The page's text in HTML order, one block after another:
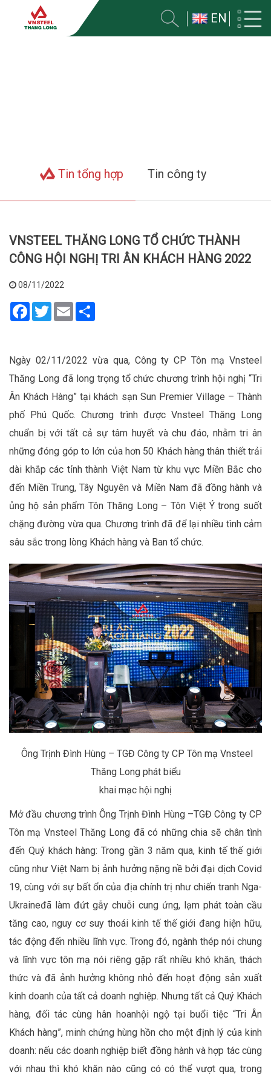
EN
Tin tổng hợp Tin công ty
VNSTEEL THĂNG LONG TỔ CHỨC THÀNH
CÔNG HỘI NGHỊ TRI ÂN KHÁCH HÀNG 2022
08/11/2022
Facebook
TwitterEmail
Ngày 02/11/2022 vừa qua, Công ty CP Tôn mạ Vnsteel
Thăng Longđãlong trọngtổ chức chương trìnhhội nghị“Tri
Ân Khách Hàng” tại khách sạn Sun Premier Village – Thành
phố Phú Quốc. Chương trình được Vnsteel Thăng Long
chuẩn bịvới tất cả sự tâm huyết và chu đáo, nhằm tri ân
những đóng góp to lớn củahơn 50 Khách hàng thân thiếttrải
dài khắp các tỉnh thành Việt Nam từ khu vực Miền Bắc cho
đến Miền Trung, Tây Nguyên và Miền Nam đã đồng hành và
ủng hộ sản phẩm Tôn Thăng Long – Tôn Việt Ý trong suốt
chặng đường vừa qua. Chương trình đã để lại nhiều tình cảm
sâu sắc trong lòng Khách hàng và Ban tổ chức.
Ông Trịnh Đình Hùng – TGĐ Công ty CP Tôn mạ Vnsteel
Thăng Long phát biểu
khai mạc hội nghị
Mởđầu chương trình Ông Trịnh Đình Hùng–TGĐ Công ty CP
Tôn mạ Vnsteel Thăng Long đã có những chia sẽ chân tình
đến Quý khách hàng: Trong gần 3 năm qua, kinh tế thế giới
cũng như Việt Nam bị ảnh hưởng nặng nề bởi đại dịch Covid
19, cùng với sự bất ổn của địa chính trị như chiến tranh Nga-
Ukraineđã làm đứt gẫy chuỗi cung ứng, lạm phát toàn cầu
tăng cao, nguy cơ suy thoái kinh tế thế giới đang hiện hữu,
tác động đến nhiều lĩnh vực. Trong đó, ngành thép nói chung
và lĩnh vực tôn mạ nói riêng gặp rất nhiều khó khăn, thách
thức và đã ảnh hưởng không nhỏ đến hoạt động sản xuất
kinh doanh của tất cả doanh nghiệp. Nhưng tất cả Quý Khách
hàng, đối tác cùng hân hoanhội ngộ tại buổi tiệc “Tri Ân
Khách hàng”, minhchứng hùng hồn cho một định lý của kinh
doanh:nếu các doanh nghiệp biết đồng hành và hợp tác cùng
với nhau thì khó khăn nào cũng có có thể vượt qua, trong